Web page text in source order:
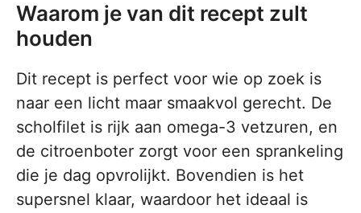
Waarom je van dit recept zult
houden
Dit recept is perfect voor wie op zoek is
naar een licht maar smaakvol gerecht. De
scholfilet is rijk aan omega-3 vetzuren, en
de citroenboter zorgt voor een sprankeling
die je dag opvrolijkt. Bovendien is het
supersnel klaar, waardoor het ideaal is